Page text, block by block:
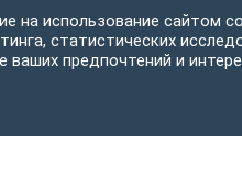
на использование сайтом
статистических
предпочтений и